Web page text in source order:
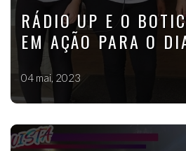
RÁDIO UP E O
EM AÇÃO PARA O
04 mai, 2023